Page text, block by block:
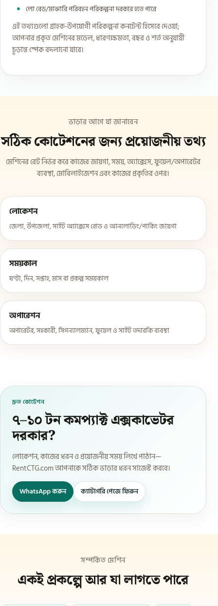
লো বেড/মাঝারি পরিবহন পরিকল্পনা দরকার হতে পারে
এই তথ্যগুলো গ্রাহক-উপযোগী পরিকল্পনা কনটেন্ট হিসেবে দেওয়া;
আপনার প্রকৃত মেশিনের মডেল, ধারণক্ষমতা, বছর ও শর্ত অনুযায়ী
চূড়ান্ত স্পেক বদলানো যাবে।
ভাড়ার আগে যা জানাবেন
সঠিক কোটেশনের জন্য প্রয়োজনীয় তথ্য
মেশিনের রেট নির্ভর করে কাজের জায়গা, সময়, অ্যাক্সেস, ফুয়েল/অপারেটর
ব্যবস্থা, মোবিলাইজেশন এবং কাজের প্রকৃতির ওপর।
লোকেশন
জেলা, উপজেলা, সাইট অ্যাক্সেস রোড ও আনলোডিং/পার্কিং জায়গা
সময়কাল
ঘণ্টা, দিন, সপ্তাহ, মাস বা প্রকল্প সময়কাল
অপারেশন
অপারেটর, সহকারী, সিগন্যালম্যান, ফুয়েল ও সাইট তদারকি ব্যবস্থা
দ্রুত কোটেশন
৭–১০ টন কমপ্যাক্ট এক্সকাভেটর
দরকার?
লোকেশন, কাজের ধরন ও প্রয়োজনীয় সময় লিখে পাঠান—
RentCTG.com আপনাকে সঠিক ভাড়ার ধরন সাজেস্ট করবে।
WhatsApp করুন ক্যাটাগরি পেজে ফিরুন
সম্পর্কিত মেশিন
একই প্রকল্পে আর যা লাগতে পারে